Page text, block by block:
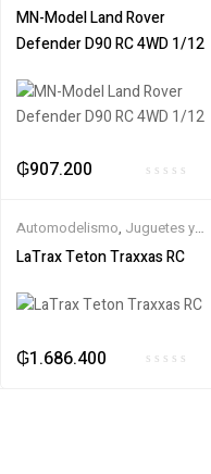
MN-Model Land Rover
Defender D90 RC 4WD 1/12
₲907.200
Automodelismo, Juguetes y
Hobbies,Off road,Traxxas
LaTrax Teton Traxxas RC
₲1.686.400